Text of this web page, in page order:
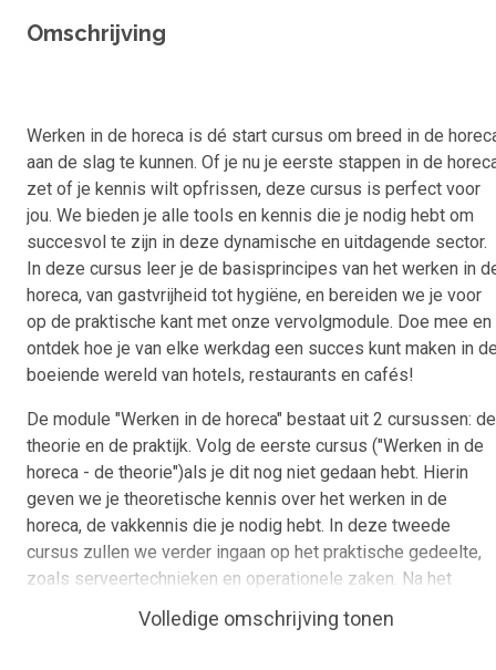
Omschrijving
Werken in de horeca is dé start cursus om breed in de
aan de slag te kunnen. Of je nu je eerste stappen in de
zet of je kennis wilt opfrissen, deze cursus is perfect voor
jou. We bieden je alle tools en kennis die je nodig hebt om
succesvol te zijn in deze dynamische en uitdagende sector.
In deze cursus leer je de basisprincipes van het werken in
horeca, van gastvrijheid tot hygiëne, en bereiden we je voor
op de praktische kant met onze vervolgmodule. Doe mee en
ontdek hoe je van elke werkdag een succes kunt maken in
boeiende wereld van hotels, restaurants en cafés!
De module "Werken in de horeca" bestaat uit 2 cursussen: de
theorie en de praktijk. Volg de eerste cursus ("Werken in de
horeca - de theorie")als je dit nog niet gedaan hebt. Hierin
geven we je theoretische kennis over het werken in de
horeca, de vakkennis die je nodig hebt. In deze tweede
cursus zullen we verder ingaan op het praktische gedeelte,
zoals serveertechnieken en operationele zaken. Na het
afronden van deze cursussen heb je alle kennis om een pro
te worden in de horeca!
Volledige omschrijving tonen